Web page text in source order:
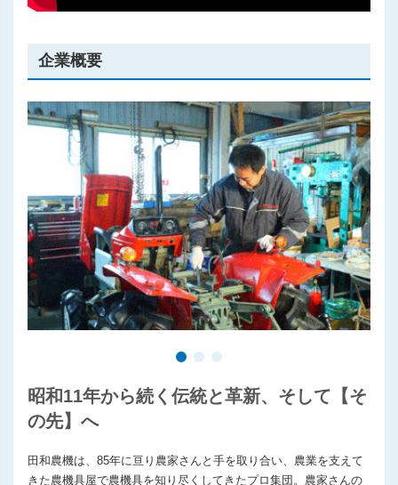
企業概要
昭和11年から続く伝統と革新、そして【そ
の先】へ
田和農機は、85年に亘り農家さんと手を取り合い、農業を支えて
きた農機具屋で農機具を知り尽くしてきたプロ集団。農家さんの